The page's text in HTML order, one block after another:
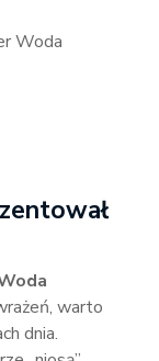
Woda
warto
dnia.